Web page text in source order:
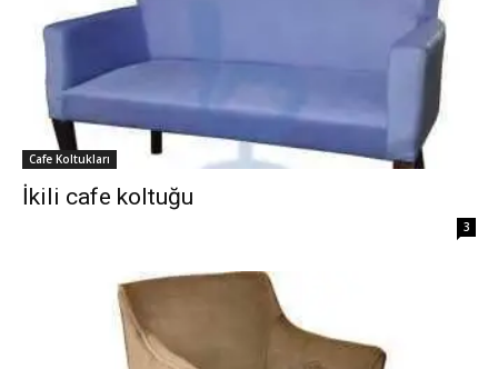
Cafe Koltukları
İkili cafe koltuğu
3